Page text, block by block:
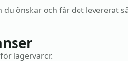
önskar och får det levererat
lagervaror.